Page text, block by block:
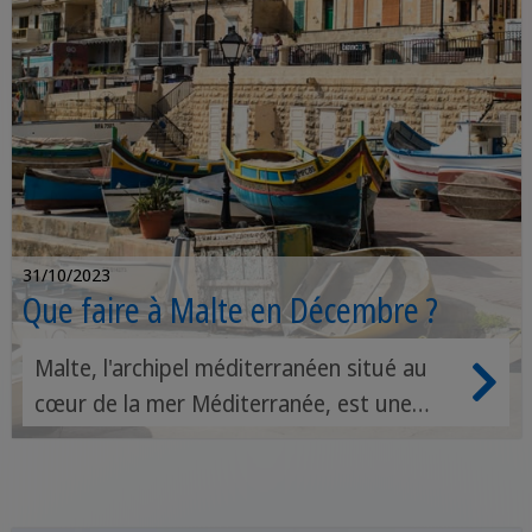
31/10/2023
Que faire à Malte en Décembre ?
Malte, l'archipel méditerranéen situé au
cœur de la mer Méditerranée, est une
destination de choix pour ceux qui